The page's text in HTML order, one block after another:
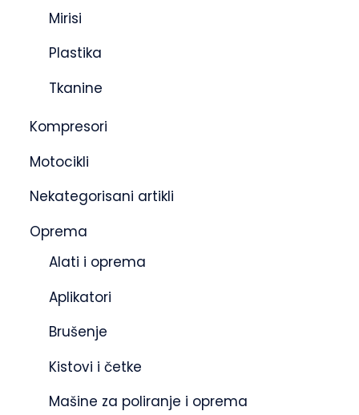
Mirisi
Plastika
Tkanine
Kompresori
Motocikli
Nekategorisani artikli
Oprema
Alati i oprema
Aplikatori
Brušenje
Kistovi i četke
Mašine za poliranje i oprema